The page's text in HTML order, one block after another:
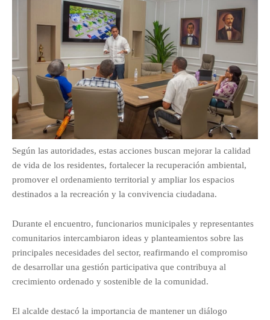
Según las autoridades, estas acciones buscan mejorar la calidad
de vida de los residentes, fortalecer la recuperación ambiental,
promover el ordenamiento territorial y ampliar los espacios
destinados a la recreación y la convivencia ciudadana.
Durante el encuentro, funcionarios municipales y representantes
comunitarios intercambiaron ideas y planteamientos sobre las
principales necesidades del sector, reafirmando el compromiso
de desarrollar una gestión participativa que contribuya al
crecimiento ordenado y sostenible de la comunidad.
El alcalde destacó la importancia de mantener un diálogo